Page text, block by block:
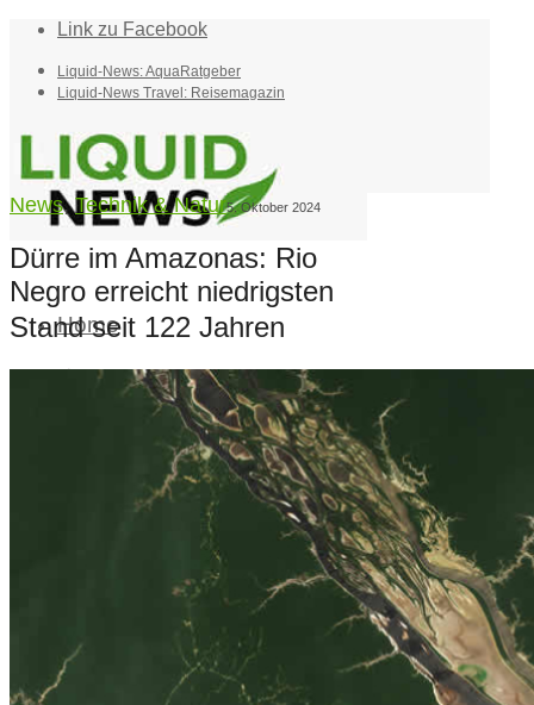
Link zu Facebook
Liquid-News: AquaRatgeber
Liquid-News Travel: Reisemagazin
Home
Suche
News,Technik & Natur5. Oktober 2024
Dürre im Amazonas: Rio
Negro erreicht niedrigsten
Stand seit 122 Jahren